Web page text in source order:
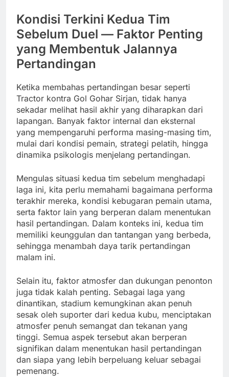
Kondisi Terkini Kedua Tim
Sebelum Duel — Faktor Penting
yang Membentuk Jalannya
Pertandingan
Ketika membahas pertandingan besar seperti
Tractor kontra Gol Gohar Sirjan, tidak hanya
sekadar melihat hasil akhir yang diharapkan dari
lapangan. Banyak faktor internal dan eksternal
yang mempengaruhi performa masing-masing tim,
mulai dari kondisi pemain, strategi pelatih, hingga
dinamika psikologis menjelang pertandingan.
Mengulas situasi kedua tim sebelum menghadapi
laga ini, kita perlu memahami bagaimana performa
terakhir mereka, kondisi kebugaran pemain utama,
serta faktor lain yang berperan dalam menentukan
hasil pertandingan. Dalam konteks ini, kedua tim
memiliki keunggulan dan tantangan yang berbeda,
sehingga menambah daya tarik pertandingan
malam ini.
Selain itu, faktor atmosfer dan dukungan penonton
juga tidak kalah penting. Sebagai laga yang
dinantikan, stadium kemungkinan akan penuh
sesak oleh suporter dari kedua kubu, menciptakan
atmosfer penuh semangat dan tekanan yang
tinggi. Semua aspek tersebut akan berperan
signifikan dalam menentukan hasil pertandingan
dan siapa yang lebih berpeluang keluar sebagai
pemenang.